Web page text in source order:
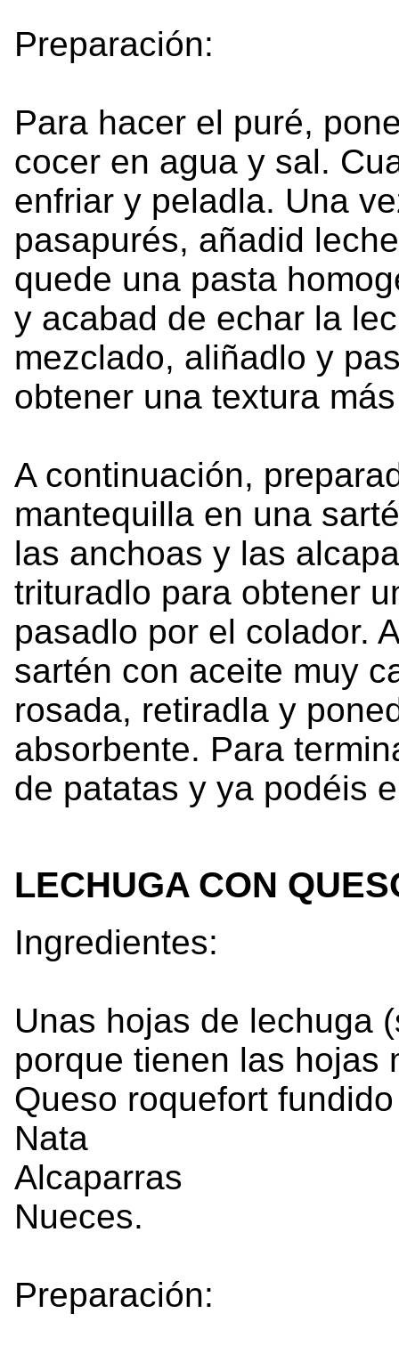
Preparación:
Para hacer el puré,
cocer en agua y sal.
enfriar y peladla. Una
pasapurés, añadid
quede una pasta
y acabad de echar la
mezclado, aliñadlo y
obtener una textura
A continuación,
mantequilla en una
las anchoas y las
trituradlo para obtener
pasadlo por el colador.
sartén con aceite muy
rosada, retiradla y
absorbente. Para
de patatas y ya podéis
LECHUGA CON
Ingredientes:
Unas hojas de lechuga
porque tienen las hojas
Queso roquefort fundido
Nata
Alcaparras
Nueces.
Preparación: